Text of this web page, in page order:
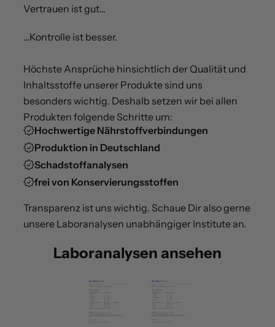
Vertrauen ist gut...
...Kontrolle ist besser.
Höchste Ansprüche hinsichtlich der Qualität und
Inhaltsstoffe unserer Produkte sind uns
besonders wichtig. Deshalb setzen wir bei allen
Produkten folgende Schritte um:
Hochwertige Nährstoffverbindungen
Produktion in Deutschland
Schadstoffanalysen
frei von Konservierungsstoffen
Transparenz ist uns wichtig. Schaue Dir also gerne
unsere Laboranalysen unabhängiger Institute an.
Laboranalysen ansehen